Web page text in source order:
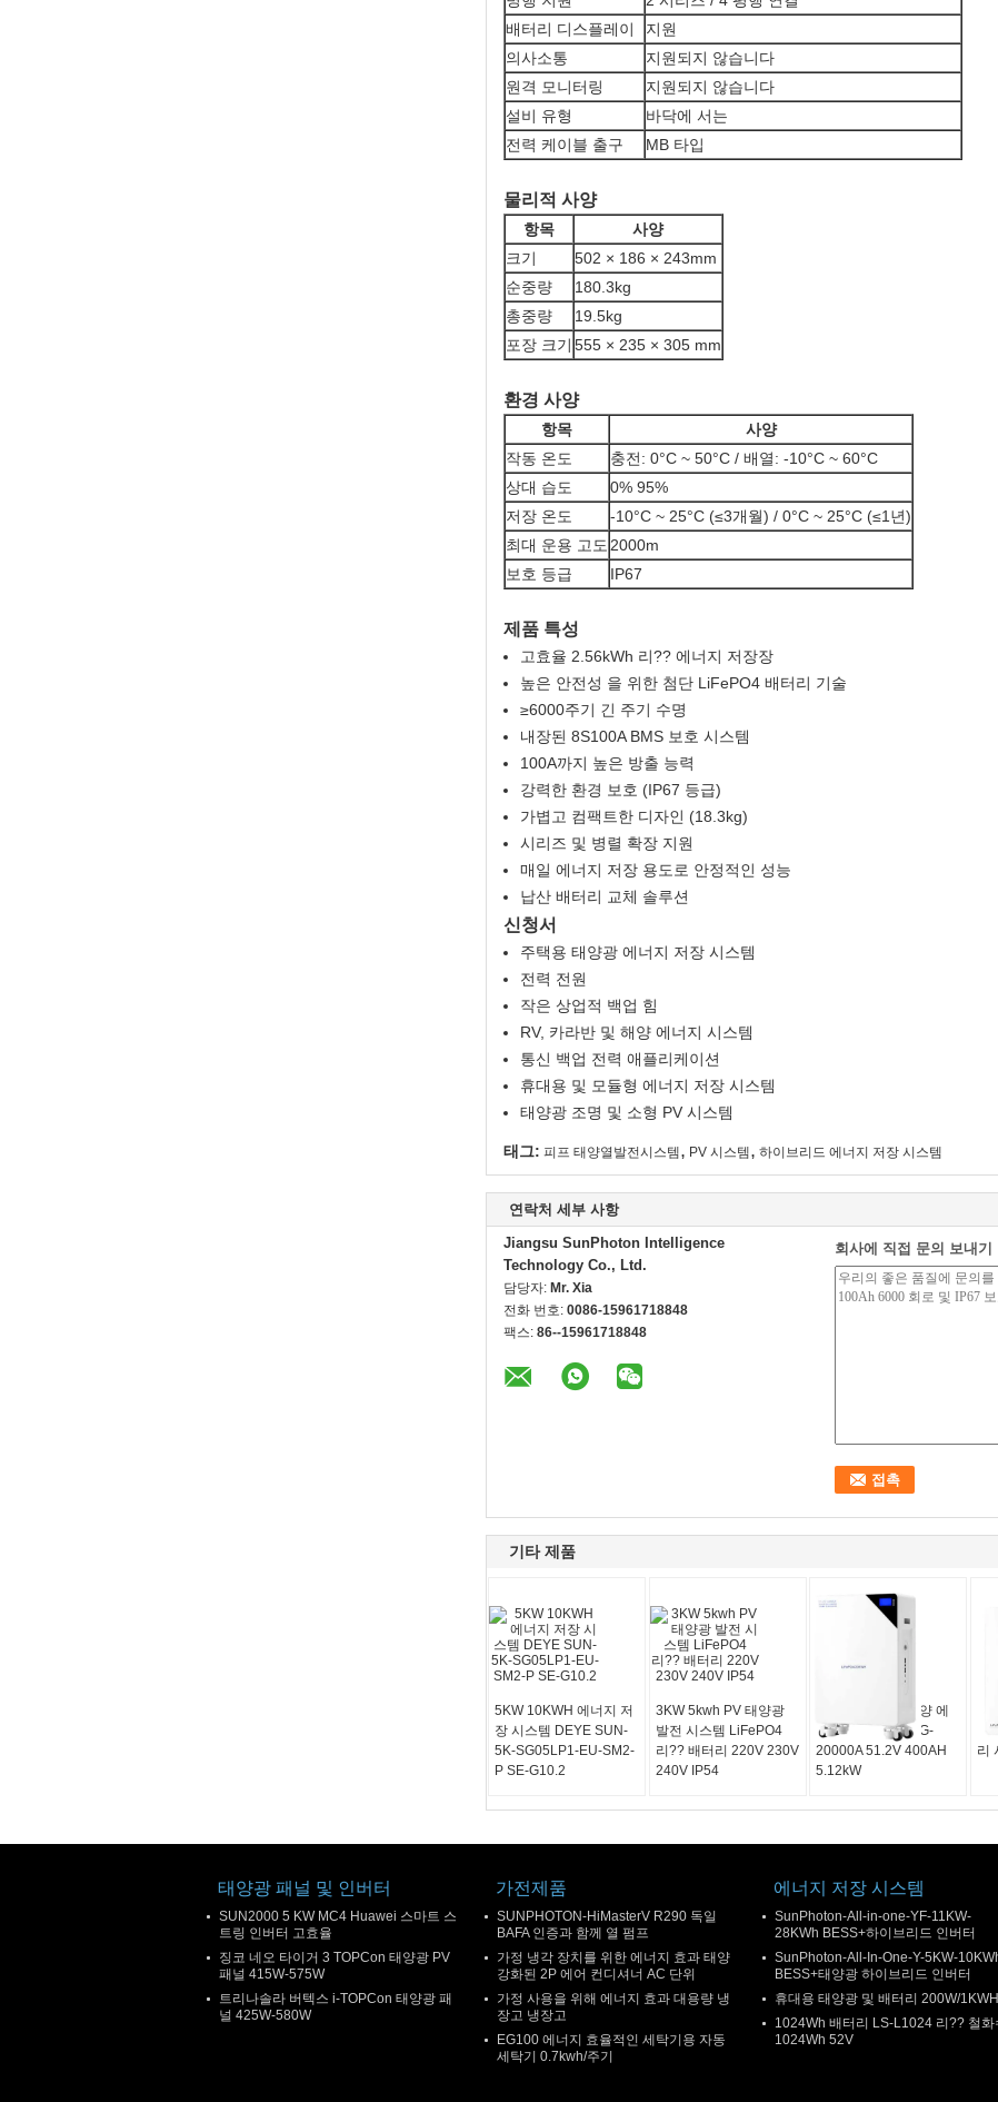
배터리 디스플레이
지원
의사소통
지원되지 않습니다
원격 모니터링
지원되지 않습니다
설비 유형
바닥에 서는
전력 케이블 출구
MB 타입
물리적 사양
항목
사양
크기
502 × 186 × 243mm
순중량
180.3kg
총중량
19.5kg
포장 크기 555 × 235 × 305 mm
환경 사양
항목
사양
작동 온도
충전: 0°C ~ 50°C / 배열: -10°C ~ 60°C
상대 습도
0% 95%
저장 온도
-10°C ~ 25°C (≤3개월) / 0°C ~ 25°C (≤1년)
최대 운용 고도 2000m
보호 등급
IP67
제품 특성
고효율 2.56kWh 리?? 에너지 저장장
높은 안전성 을 위한 첨단 LiFePO4 배터리 기술
≥6000주기 긴 주기 수명
내장된 8S100A BMS 보호 시스템
100A까지 높은 방출 능력
강력한 환경 보호 (IP67 등급)
가볍고 컴팩트한 디자인 (18.3kg)
시리즈 및 병렬 확장 지원
매일 에너지 저장 용도로 안정적인 성능
납산 배터리 교체 솔루션
신청서
주택용 태양광 에너지 저장 시스템
전력 전원
작은 상업적 백업 힘
RV, 카라반 및 해양 에너지 시스템
통신 백업 전력 애플리케이션
휴대용 및 모듈형 에너지 저장 시스템
태양광 조명 및 소형 PV 시스템
태그: 피프 태양열발전시스템 , PV 시스템 , 하이브리드 에너지 저장 시스템
연락처 세부 사항
Jiangsu SunPhoton Intelligence
Technology Co., Ltd.
담당자: Mr. Xia
전화 번호: 0086-15961718848
팩스: 86--15961718848
회사에 직접 문의 보내기
기타 제품
5KW 10KWH 에너지 저
장 시스템 DEYE SUN-
5K-SG05LP1-EU-SM2-
P SE-G10.2
3KW 5kwh PV 태양광
발전 시스템 LiFePO4
리?? 배터리 220V 230V
240V IP54
잘 고정된 가정 태양 에
너지 배터리 저장 G-
20000A 51.2V 400AH
5.12kW
리
태양광 패널 및 인버터
SUN2000 5 KW MC4 Huawei 스마트 스
트링 인버터 고효율
징코 네오 타이거 3 TOPCon 태양광 PV
패널 415W-575W
트리나솔라 버텍스 i-TOPCon 태양광 패
널 425W-580W
가전제품
SUNPHOTON-HiMasterV R290 독일
BAFA 인증과 함께 열 펌프
가정 냉각 장치를 위한 에너지 효과 태양
강화된 2P 에어 컨디셔너 AC 단위
가정 사용을 위해 에너지 효과 대용량 냉
장고 냉장고
EG100 에너지 효율적인 세탁기용 자동
세탁기 0.7kwh/주기
에너지 저장 시스템
SunPhoton-All-in-one-YF-11KW-
28KWh BESS+하이브리드 인버터
SunPhoton-All-In-One-Y-5KW-
BESS+태양광 하이브리드 인버터
휴대용 태양광 및 배터리 200W/1KWH
1024Wh 배터리 LS-L1024 리?? 철화
1024Wh 52V